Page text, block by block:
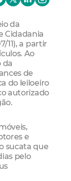
da
Cidadania
11), a partir
Ao
da
de
do leiloeiro
autorizado
e
sucata que
pelo